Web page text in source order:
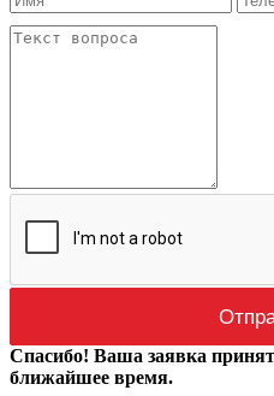
Спасибо! Ваша заявка
ближайшее время.